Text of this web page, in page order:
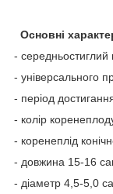
Основні
-
- універсального
- період
- колір
- коренеплід
- довжина 15-16
- діаметр 4,5-5,0